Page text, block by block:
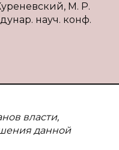
М. Р.
науч. конф.
власти,
данной